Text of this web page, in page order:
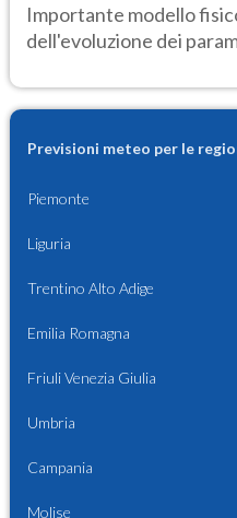
Importante modello
dell'evoluzione dei
Previsioni meteo per le
Piemonte
Liguria
Trentino Alto Adige
Emilia Romagna
Friuli Venezia Giulia
Umbria
Campania
Molise